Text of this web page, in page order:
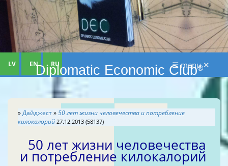
Diplomatic Economic Club®
LV EN RU ☰ menu ✕
»Дайджест»50 лет жизни человечества и потребление
килокалорий 27.12.2013 (58137)
50 лет жизни человечества
и потребление килокалорий